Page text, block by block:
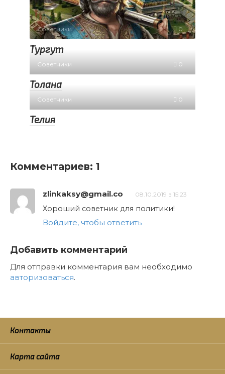
Советники 0
Тургут
Советники 0
Толана
Советники 0
Телия
Комментариев: 1
zlinkaksy@gmail.co 08.10.2019 в 15:23
Хороший советник для политики!
Войдите, чтобы ответить
Добавить комментарий
Для отправки комментария вам необходимо
авторизоваться.
Контакты
Карта сайта